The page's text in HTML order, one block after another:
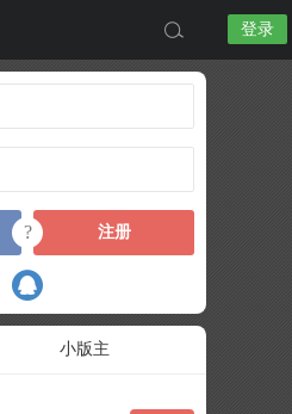
登录
? 注册
小版主